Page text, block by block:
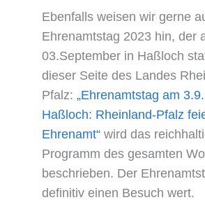
Ebenfalls weisen wir gerne
Ehrenamtstag 2023 hin, der
03.September in Haßloch
dieser Seite des Landes
Pfalz: „Ehrenamtstag am
Haßloch: Rheinland-Pfalz
Ehrenamt“wird das
Programm des gesamten
beschrieben. Der
definitiv einen Besuch wert.